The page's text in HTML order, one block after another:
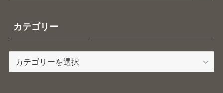
カテゴリー